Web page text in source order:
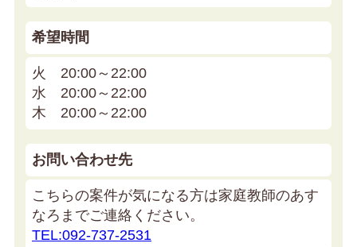
希望時間
火 20:00～22:00
水 20:00～22:00
木 20:00～22:00
お問い合わせ先
こちらの案件が気になる方は家庭教師のあす
なろまでご連絡ください。
TEL:092-737-2531